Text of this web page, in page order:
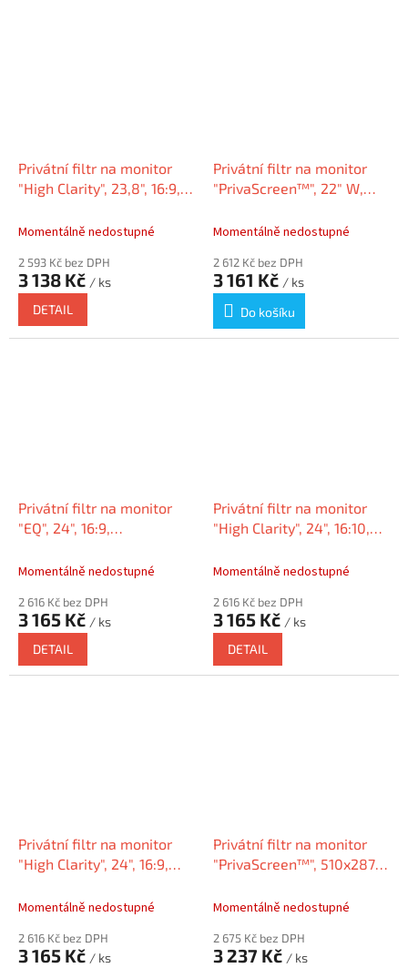
Privátní filtr na monitor
"High Clarity", 23,8", 16:9,
Momentálně nedostupné
2 593 Kč bez DPH
3 138 Kč / ks
DETAIL
Privátní filtr na monitor
"PrivaScreen™", 22" W,
Momentálně nedostupné
2 612 Kč bez DPH
3 161 Kč / ks
Do košíku
Privátní filtr na monitor
"EQ", 24", 16:9,
KENSINGTON EQ240A169E
Momentálně nedostupné
2 616 Kč bez DPH
3 165 Kč / ks
DETAIL
Privátní filtr na monitor
"High Clarity", 24", 16:10,
HC240A1610E
Momentálně nedostupné
2 616 Kč bez DPH
3 165 Kč / ks
DETAIL
Privátní filtr na monitor
"High Clarity", 24", 16:9,
Momentálně nedostupné
2 616 Kč bez DPH
3 165 Kč / ks
Privátní filtr na monitor
"PrivaScreen™", 510x287
Momentálně nedostupné
2 675 Kč bez DPH
3 237 Kč / ks